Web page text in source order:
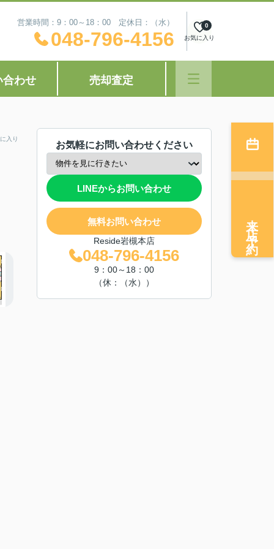
営業時間：9：00～18：00 定休日：（水）
048-796-4156 お気に入り
0
合わせ 売却査定
入り
お気軽にお問い合わせください
LINEからお問い合わせ
無料お問い合わせ
Reside岩槻本店
048-796-4156
9：00～18：00
（休：（水））
来店予約